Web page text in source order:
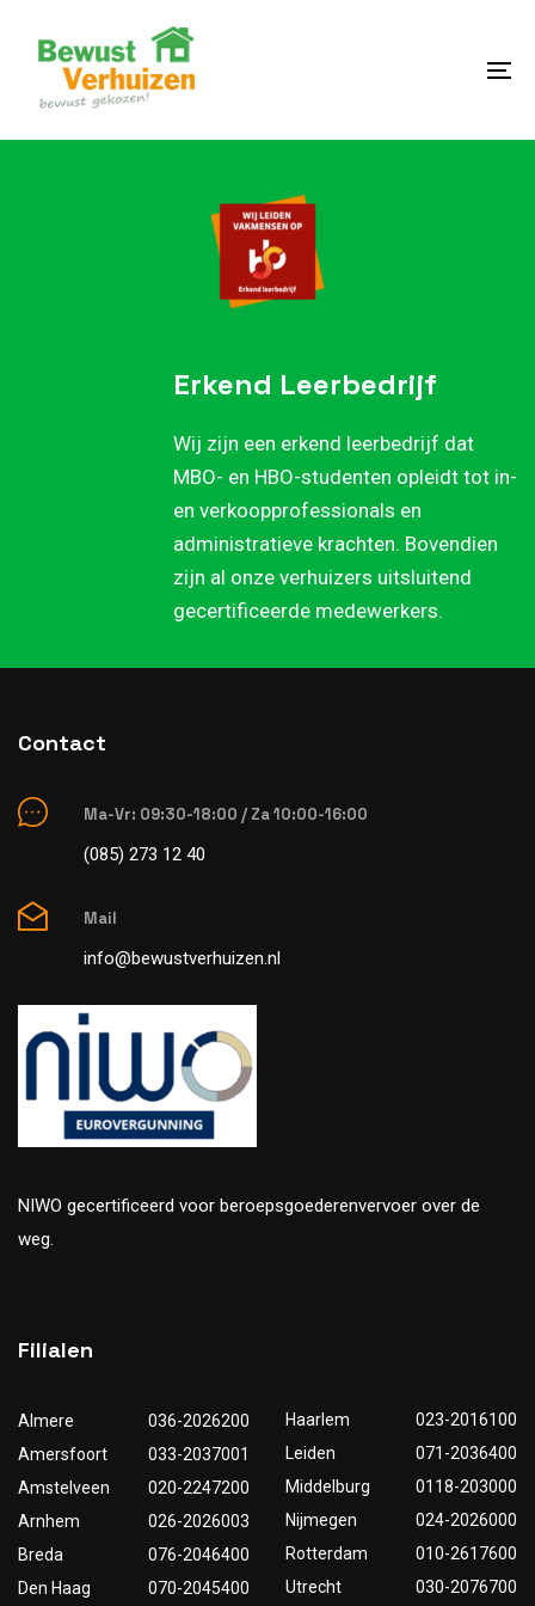
content
Erkend Leerbedrijf
Wij zijn een erkend leerbedrijf dat
MBO- en HBO-studenten opleidt tot in-
en verkoopprofessionals en
administratieve krachten. Bovendien
zijn al onze verhuizers uitsluitend
gecertificeerde medewerkers.
Contact
Ma-Vr: 09:30-18:00 / Za 10:00-16:00
(085) 273 12 40
Mail
info@bewustverhuizen.nl
NIWO gecertificeerd voor beroepsgoederenvervoer over de
weg.
Filialen
Almere
036-2026200
Amersfoort
033-2037001
Amstelveen
020-2247200
Arnhem
026-2026003
Breda
076-2046400
Den Haag
070-2045400
Haarlem
023-2016100
Leiden
071-2036400
Middelburg
0118-203000
Nijmegen
024-2026000
Rotterdam
010-2617600
Utrecht
030-2076700